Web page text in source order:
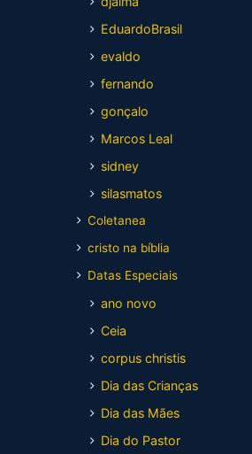
EduardoBrasil
evaldo
fernando
gonçalo
Marcos Leal
sidney
silasmatos
Coletanea
cristo na bíblia
Datas Especiais
ano novo
Ceia
corpus christis
Dia das Crianças
Dia das Mães
Dia do Pastor